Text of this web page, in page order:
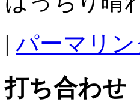
| パーマリン
打ち合わせ